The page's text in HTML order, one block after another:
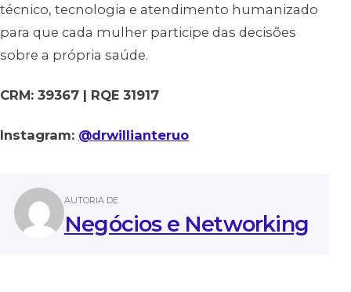
técnico, tecnologia e atendimento humanizado
para que cada mulher participe das decisões
sobre a própria saúde.
CRM: 39367 | RQE 31917
Instagram: @drwillianteruo
AUTORIA DE
Negócios e Networking